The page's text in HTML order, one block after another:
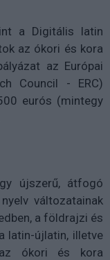
a Digitális latin
az ókori és kora
az Európai
Council - ERC)
eurós (mintegy
újszerű, átfogó
változatainak
a földrajzi és
latin-újlatin, illetve
ókori és kora